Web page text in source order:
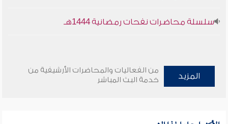
سلسلة محاضرات نفحات رمضانية 1444هـ
المزيد
من الفعاليات والمحاضرات الأرشيفية من
خدمة البث المباشر